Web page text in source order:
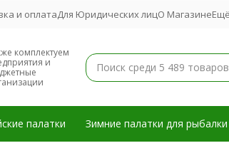
и оплатаДля Юридических лицО МагазинеЕщё
комплектуем
и
палатки Зимние палатки для рыбалки